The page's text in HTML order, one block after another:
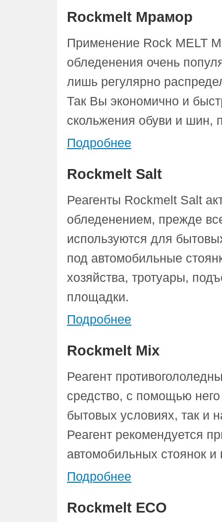
Rockmelt Мрамор
Применение Rock MELT
обледенения очень
лишь регулярно
Так Вы экономично и
скольжения обуви и шин,
Подробнее
Rockmelt Salt
Реагенты Rockmelt Salt
обледенением, прежде
используются для
под автомобильные
хозяйства, тротуары,
площадки.
Подробнее
Rockmelt Mix
Реагент
средство, с помощью
бытовых условиях, так
Реагент рекомендуется
автомобильных стоянок
Подробнее
Rockmelt ECO